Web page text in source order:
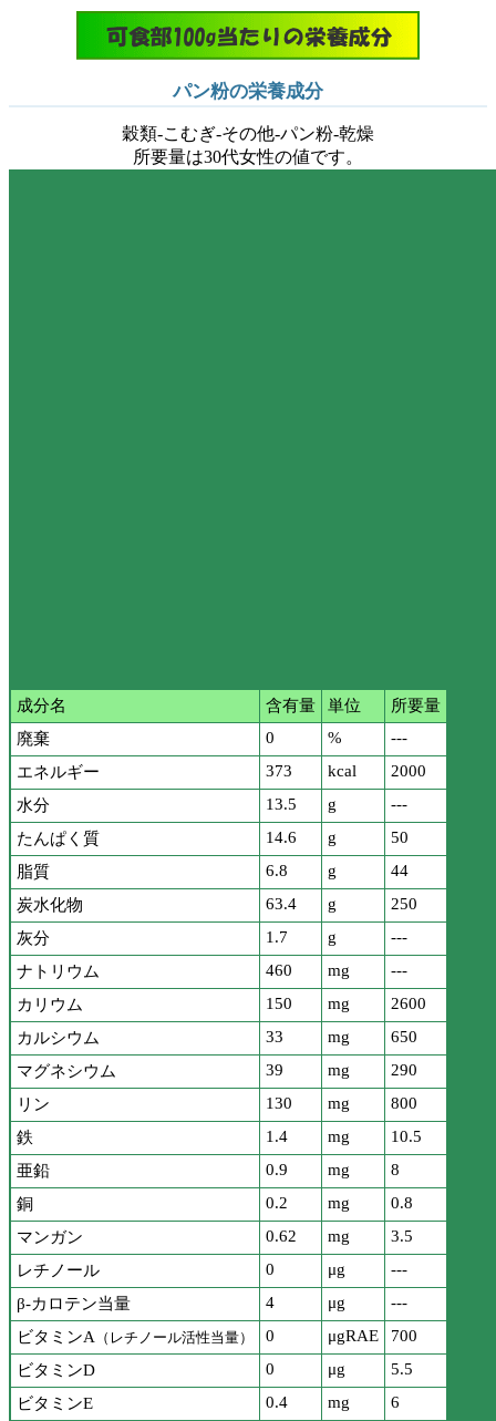
パン粉の栄養成分
穀類-こむぎ-その他-パン粉-乾燥
所要量は30代女性の値です。
成分名 含有量 単位
所要量
廃棄
0 %
---
エネルギー
373 kcal
2000
水分
13.5 g
---
たんぱく質
14.6 g
50
脂質
6.8 g
44
炭水化物
63.4 g
250
灰分
1.7 g
---
ナトリウム
460 mg
---
カリウム
150 mg
2600
カルシウム
33 mg
650
マグネシウム
39 mg
290
リン
130 mg
800
鉄
1.4 mg
10.5
亜鉛
0.9 mg
8
銅
0.2 mg
0.8
マンガン
0.62 mg
3.5
レチノール
0 μg
---
β-カロテン当量
4 μg
---
ビタミンA （レチノール活性当量） 0 μgRAE
700
ビタミンD
0 μg
5.5
ビタミンE
0.4 mg
6